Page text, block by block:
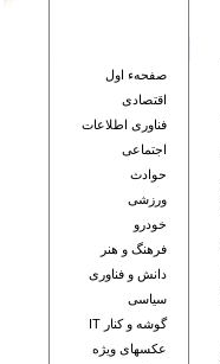
صفحهء اول
اقتصادی
فناوری اطلاعات
اجتماعی
حوادث
ورزشی
خودرو
فرهنگ و هنر
دانش و فناوری
سياسی
گوشه و کنار IT
عکسهای ويژه